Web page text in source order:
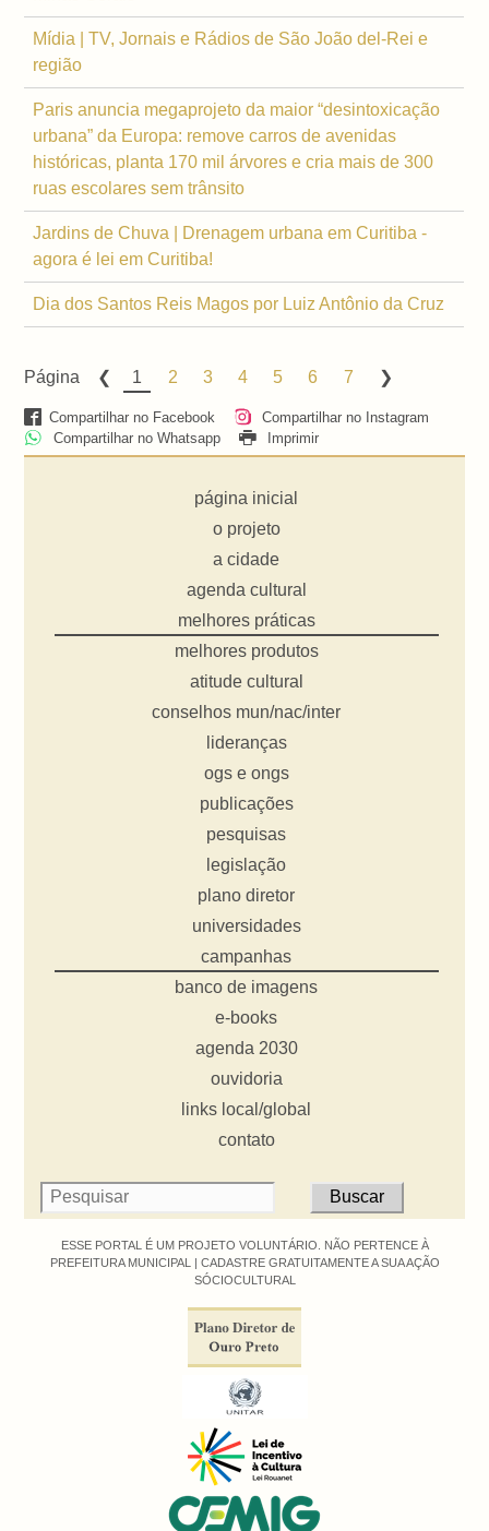
Mídia | TV, Jornais e Rádios de São João del-Rei e
região
Paris anuncia megaprojeto da maior “desintoxicação
urbana” da Europa: remove carros de avenidas
históricas, planta 170 mil árvores e cria mais de 300
ruas escolares sem trânsito
Jardins de Chuva | Drenagem urbana em Curitiba -
agora é lei em Curitiba!
Dia dos Santos Reis Magos por Luiz Antônio da Cruz
Página 1 2 3 4 5 6 7
Compartilhar no Facebook
Compartilhar no Instagram
Compartilhar no Whatsapp
Imprimir
página inicial
o projeto
a cidade
agenda cultural
melhores práticas
melhores produtos
atitude cultural
conselhos mun/nac/inter
lideranças
ogs e ongs
publicações
pesquisas
legislação
plano diretor
universidades
campanhas
banco de imagens
e-books
agenda 2030
ouvidoria
links local/global
contato
ESSE PORTAL É UM PROJETO VOLUNTÁRIO. NÃO PERTENCE À
PREFEITURA MUNICIPAL | CADASTRE GRATUITAMENTE A SUA AÇÃO
SÓCIOCULTURAL